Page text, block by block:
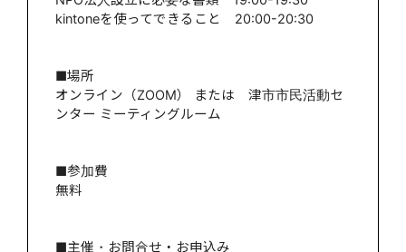
kintoneを使ってできること 20:00-20:30
■場所
オンライン（ZOOM） または 津市市民活動セ
ンター ミーティングルーム
■参加費
無料
■主催・お問合せ・お申込み